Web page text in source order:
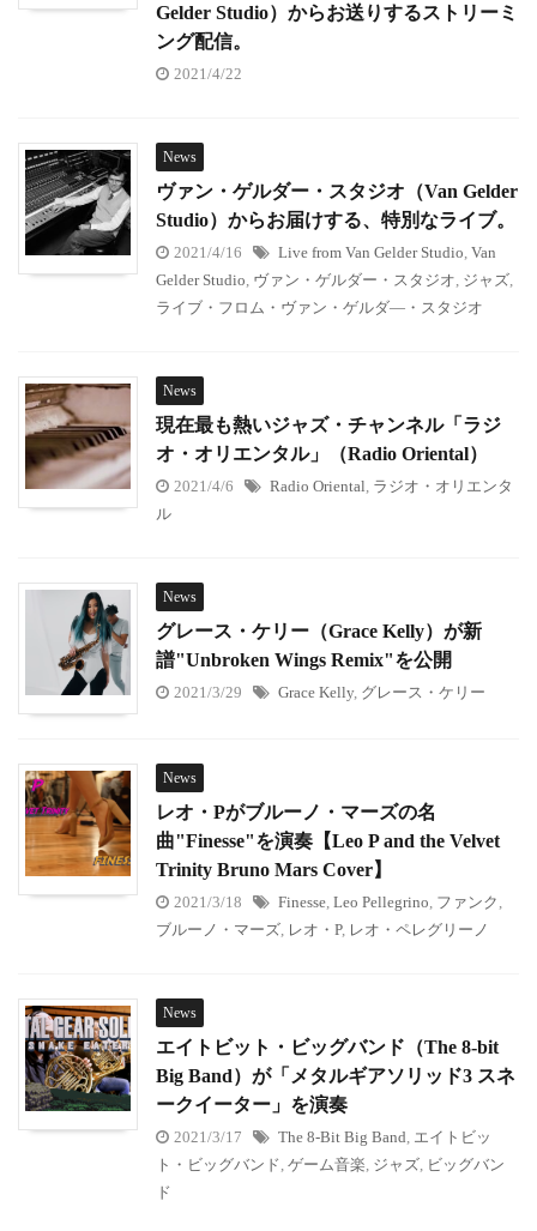
Gelder Studio）からお送りするストリーミ
ング配信。
2021/4/22
News
ヴァン・ゲルダー・スタジオ（Van Gelder
Studio）からお届けする、特別なライブ。
2021/4/16 Live from Van Gelder Studio Van
Gelder Studio ヴァン・ゲルダー・スタジオ ジャズ
ライブ・フロム・ヴァン・ゲルダ―・スタジオ
News
現在最も熱いジャズ・チャンネル「ラジ
オ・オリエンタル」（Radio Oriental）
2021/4/6 Radio Oriental ラジオ・オリエンタ
ル
News
グレース・ケリー（Grace Kelly）が新
譜"Unbroken Wings Remix"を公開
2021/3/29 Grace Kelly, グレース・ケリー
News
レオ・Pがブルーノ・マーズの名
曲"Finesse"を演奏【Leo P and the Velvet
Trinity Bruno Mars Cover】
2021/3/18 Finesse Leo Pellegrino ファンク
ブルーノ・マーズ レオ・P, レオ・ペレグリーノ
News
エイトビット・ビッグバンド（The 8-bit
Big Band）が「メタルギアソリッド3 スネ
ークイーター」を演奏
2021/3/17 The 8-Bit Big Band エイトビッ
ト・ビッグバンド ゲーム音楽 ジャズ ビッグバン
ド